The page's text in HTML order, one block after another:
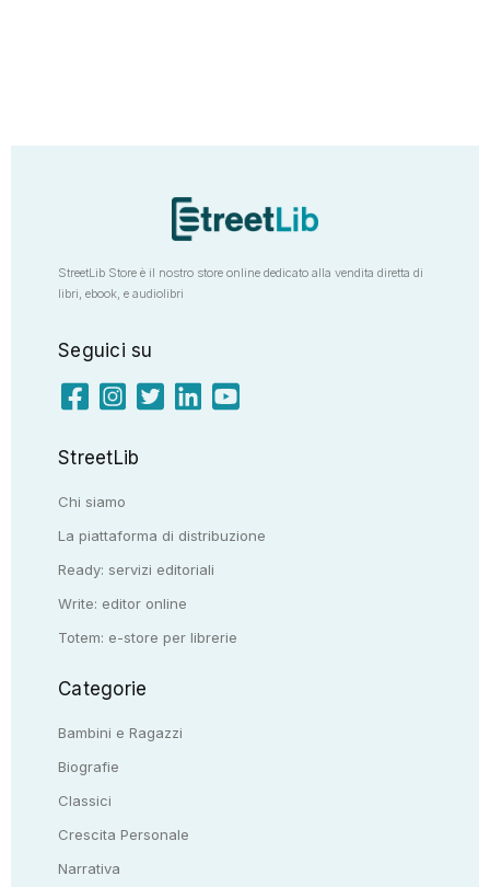
StreetLib Store è il nostro store online dedicato alla vendita diretta di
libri, ebook, e audiolibri
Seguici su
StreetLib
Chi siamo
La piattaforma di distribuzione
Ready: servizi editoriali
Write: editor online
Totem: e-store per librerie
Categorie
Bambini e Ragazzi
Biografie
Classici
Crescita Personale
Narrativa